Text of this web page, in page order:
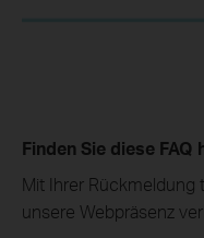
Finden Sie diese FAQ
Mit Ihrer Rückmeldung
unsere Webpräsenz